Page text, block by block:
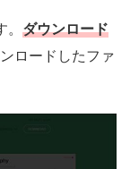
ダウンロード
ロードしたファ